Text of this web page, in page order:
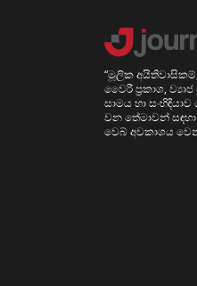
“මූලික
වෛරී ප්‍රකාශ,
සාමය හා
වන තේමාවන්
වෙබ් අවකාශය